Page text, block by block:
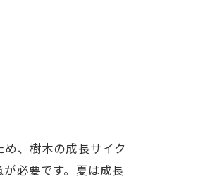
、樹木の成長サイク
必要です。夏は成長